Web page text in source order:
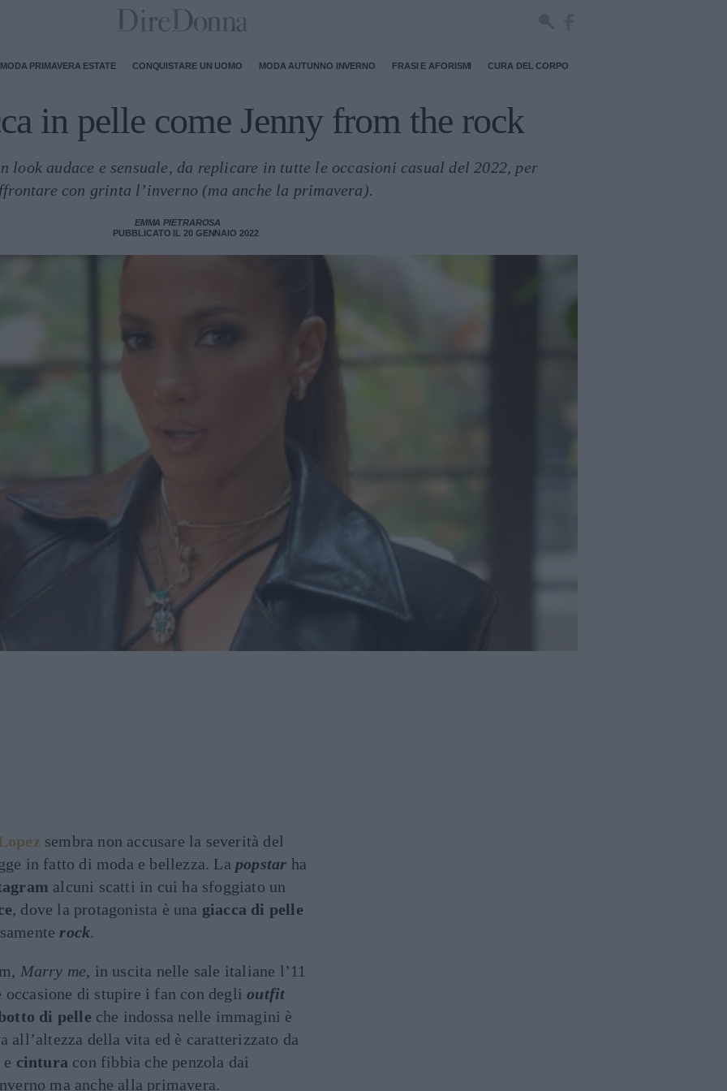
MODA PRIMAVERA ESTATE CONQUISTARE UN UOMO MODA AUTUNNO INVERNO FRASI E AFORISMI CURA DEL CORPO
in pelle come Jenny from the rock
look audace e sensuale, da replicare in tutte le occasioni casual del 2022, per
con grinta l’inverno (ma anche la primavera).
EMMA PIETRAROSA
PUBBLICATO IL 20 GENNAIO 2022
sembra non accusare la severità del
in fatto di moda e bellezza. Lapopstar ha
alcuni scatti in cui ha sfoggiato un
, dove la protagonista è una giacca di pelle
rock.
Marry me, in uscita nelle sale italiane l’11
occasione di stupire i fan con deglioutfit
di pelle che indossa nelle immagini è
all’altezza della vita ed è caratterizzato da
cintura con fibbia che penzola dai
ma anche alla primavera.